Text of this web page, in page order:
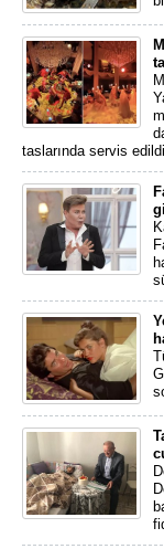
taslarında servis